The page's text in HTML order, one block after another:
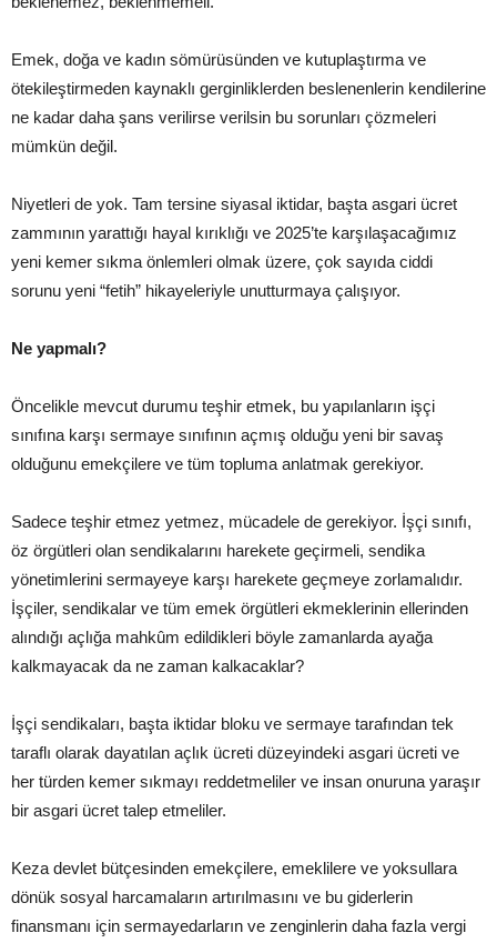
Emek, doğa ve kadın sömürüsünden ve kutuplaştırma ve
ötekileştirmeden kaynaklı gerginliklerden beslenenlerin kendilerine
ne kadar daha şans verilirse verilsin bu sorunları çözmeleri
mümkün değil.
Niyetleri de yok. Tam tersine siyasal iktidar, başta asgari ücret
zammının yarattığı hayal kırıklığı ve 2025’te karşılaşacağımız
yeni kemer sıkma önlemleri olmak üzere, çok sayıda ciddi
sorunu yeni “fetih” hikayeleriyle unutturmaya çalışıyor.
Ne yapmalı?
Öncelikle mevcut durumu teşhir etmek, bu yapılanların işçi
sınıfına karşı sermaye sınıfının açmış olduğu yeni bir savaş
olduğunu emekçilere ve tüm topluma anlatmak gerekiyor.
Sadece teşhir etmez yetmez, mücadele de gerekiyor. İşçi sınıfı,
öz örgütleri olan sendikalarını harekete geçirmeli, sendika
yönetimlerini sermayeye karşı harekete geçmeye zorlamalıdır.
İşçiler, sendikalar ve tüm emek örgütleri ekmeklerinin ellerinden
alındığı açlığa mahkûm edildikleri böyle zamanlarda ayağa
kalkmayacak da ne zaman kalkacaklar?
İşçi sendikaları, başta iktidar bloku ve sermaye tarafından tek
taraflı olarak dayatılan açlık ücreti düzeyindeki asgari ücreti ve
her türden kemer sıkmayı reddetmeliler ve insan onuruna yaraşır
bir asgari ücret talep etmeliler.
Keza devlet bütçesinden emekçilere, emeklilere ve yoksullara
dönük sosyal harcamaların artırılmasını ve bu giderlerin
finansmanı için sermayedarların ve zenginlerin daha fazla vergi